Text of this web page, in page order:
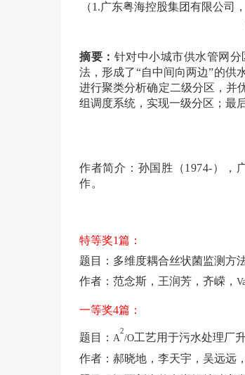
（1.广东粤海控股集团有限公司
摘要： 针对中小城市供水管网
法，形成了“自中间向两边”的供
进行聚类分析确定二级分区，并
组调度系统，实现一级分区；最
作者简介：孙国胜（1974-），
作。
特等奖1篇：
题目：多维度耦合丝状菌监测方
作者：范念斯，王润芳，齐嵘，
一等奖4篇：
题目： A
2
/O工艺用于污水处理厂
作者：郝晓地，李天宇，吴远远，